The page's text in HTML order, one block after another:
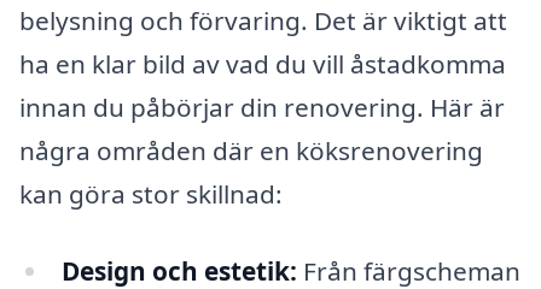
belysning och förvaring. Det är viktigt att
ha en klar bild av vad du vill åstadkomma
innan du påbörjar din renovering. Här är
några områden där en köksrenovering
kan göra stor skillnad:
Design och estetik: Från färgscheman